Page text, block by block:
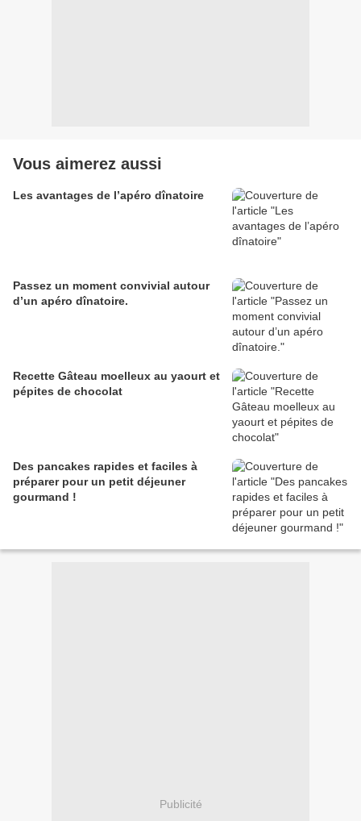
Vous aimerez aussi
Les avantages de l’apéro dînatoire
Passez un moment convivial autour
d’un apéro dînatoire.
Recette Gâteau moelleux au yaourt et
pépites de chocolat
Des pancakes rapides et faciles à
préparer pour un petit déjeuner
gourmand !
Publicité